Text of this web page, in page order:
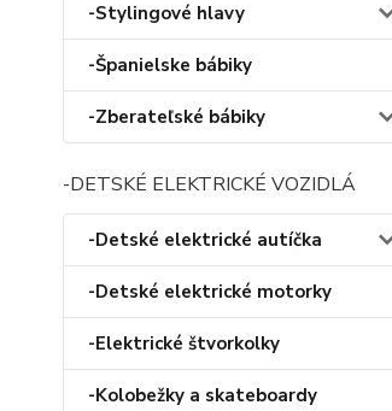
-Stylingové hlavy
-Španielske bábiky
-Zberateľské bábiky
-DETSKÉ ELEKTRICKÉ VOZIDLÁ
-Detské elektrické autíčka
-Detské elektrické motorky
-Elektrické štvorkolky
-Kolobežky a skateboardy